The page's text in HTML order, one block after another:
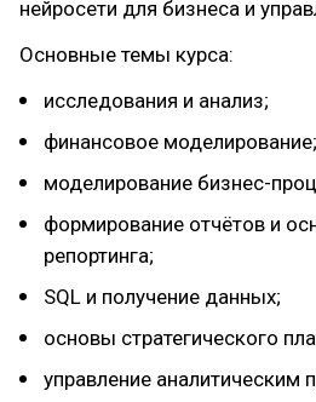
нейросети для бизнеса и
Основные темы курса:
исследования и анализ;
финансовое моделирование;
моделирование бизнес-
формирование отчётов и
репортинга;
SQL и получение данных;
основы стратегического
управление аналитическим